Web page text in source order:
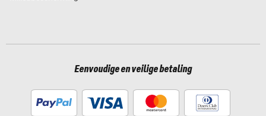
Eenvoudige en veilige betaling